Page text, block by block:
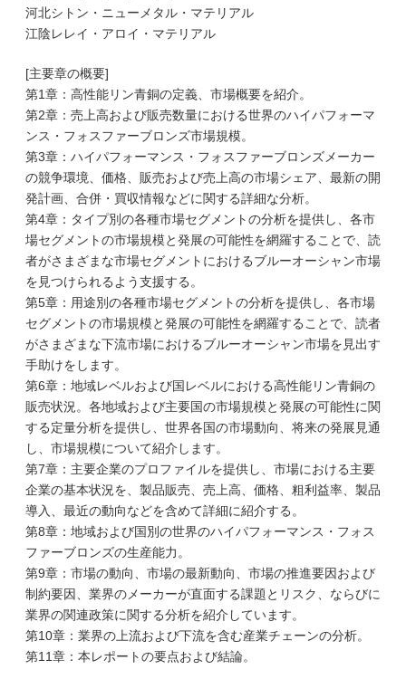
河北シトン・ニューメタル・マテリアル
江陰レレイ・アロイ・マテリアル
[主要章の概要]
第1章：高性能リン青銅の定義、市場概要を紹介。
第2章：売上高および販売数量における世界のハイパフォーマ
ンス・フォスファーブロンズ市場規模。
第3章：ハイパフォーマンス・フォスファーブロンズメーカー
の競争環境、価格、販売および売上高の市場シェア、最新の開
発計画、合併・買収情報などに関する詳細な分析。
第4章：タイプ別の各種市場セグメントの分析を提供し、各市
場セグメントの市場規模と発展の可能性を網羅することで、読
者がさまざまな市場セグメントにおけるブルーオーシャン市場
を見つけられるよう支援する。
第5章：用途別の各種市場セグメントの分析を提供し、各市場
セグメントの市場規模と発展の可能性を網羅することで、読者
がさまざまな下流市場におけるブルーオーシャン市場を見出す
手助けをします。
第6章：地域レベルおよび国レベルにおける高性能リン青銅の
販売状況。各地域および主要国の市場規模と発展の可能性に関
する定量分析を提供し、世界各国の市場動向、将来の発展見通
し、市場規模について紹介します。
第7章：主要企業のプロファイルを提供し、市場における主要
企業の基本状況を、製品販売、売上高、価格、粗利益率、製品
導入、最近の動向などを含めて詳細に紹介する。
第8章：地域および国別の世界のハイパフォーマンス・フォス
ファーブロンズの生産能力。
第9章：市場の動向、市場の最新動向、市場の推進要因および
制約要因、業界のメーカーが直面する課題とリスク、ならびに
業界の関連政策に関する分析を紹介しています。
第10章：業界の上流および下流を含む産業チェーンの分析。
第11章：本レポートの要点および結論。